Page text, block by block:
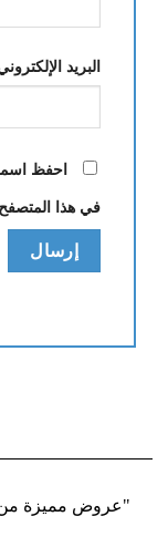
البريد
احفظ
في هذا
"عروض مميزة من